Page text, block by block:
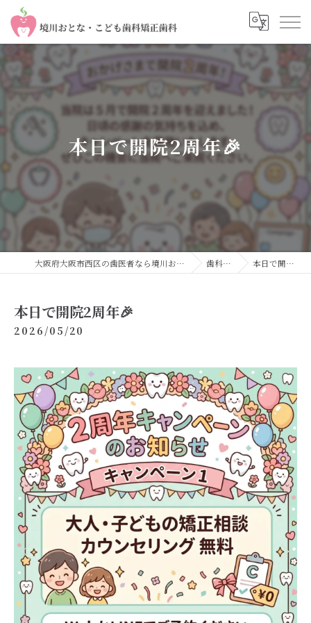
本日で開院2周年🎉
大阪府大阪市西区の歯医者なら境川おとな・こども歯科 矯正歯科 歯科コラム 本日で開院2周年🎉
本日で開院2周年🎉
2026/05/20